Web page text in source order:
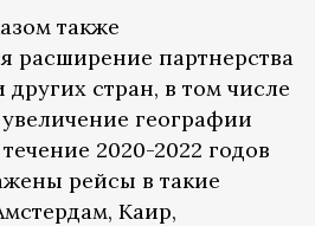
также
расширение партнерства
стран, в том числе
географии
2020-2022 годов
рейсы в такие
Каир,